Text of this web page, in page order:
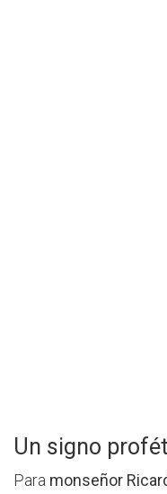
Un signo
Para monseñor